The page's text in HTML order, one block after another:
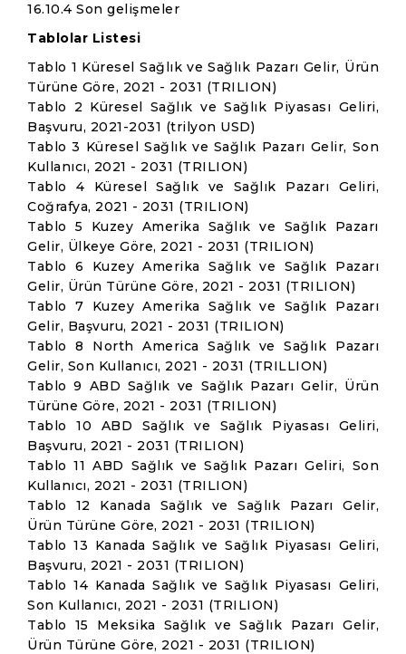
16.10.4 Son gelişmeler
Tablolar Listesi
Tablo 1 Küresel Sağlık ve Sağlık Pazarı Gelir, Ürün
Türüne Göre, 2021 - 2031 (TRILION)
Tablo 2 Küresel Sağlık ve Sağlık Piyasası Geliri,
Başvuru, 2021-2031 (trilyon USD)
Tablo 3 Küresel Sağlık ve Sağlık Pazarı Gelir, Son
Kullanıcı, 2021 - 2031 (TRILION)
Tablo 4 Küresel Sağlık ve Sağlık Pazarı Geliri,
Coğrafya, 2021 - 2031 (TRILION)
Tablo 5 Kuzey Amerika Sağlık ve Sağlık Pazarı
Gelir, Ülkeye Göre, 2021 - 2031 (TRILION)
Tablo 6 Kuzey Amerika Sağlık ve Sağlık Pazarı
Gelir, Ürün Türüne Göre, 2021 - 2031 (TRILION)
Tablo 7 Kuzey Amerika Sağlık ve Sağlık Pazarı
Gelir, Başvuru, 2021 - 2031 (TRILION)
Tablo 8 North America Sağlık ve Sağlık Pazarı
Gelir, Son Kullanıcı, 2021 - 2031 (TRILLION)
Tablo 9 ABD Sağlık ve Sağlık Pazarı Gelir, Ürün
Türüne Göre, 2021 - 2031 (TRILION)
Tablo 10 ABD Sağlık ve Sağlık Piyasası Geliri,
Başvuru, 2021 - 2031 (TRILION)
Tablo 11 ABD Sağlık ve Sağlık Pazarı Geliri, Son
Kullanıcı, 2021 - 2031 (TRILION)
Tablo 12 Kanada Sağlık ve Sağlık Pazarı Gelir,
Ürün Türüne Göre, 2021 - 2031 (TRILION)
Tablo 13 Kanada Sağlık ve Sağlık Piyasası Geliri,
Başvuru, 2021 - 2031 (TRILION)
Tablo 14 Kanada Sağlık ve Sağlık Piyasası Geliri,
Son Kullanıcı, 2021 - 2031 (TRILION)
Tablo 15 Meksika Sağlık ve Sağlık Pazarı Gelir,
Ürün Türüne Göre, 2021 - 2031 (TRILION)